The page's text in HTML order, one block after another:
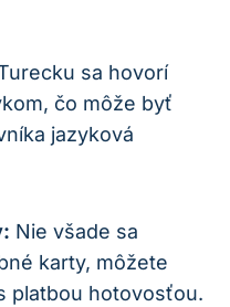
sa hovorí
čo môže byť
jazyková
Nie všade sa
karty, môžete
platbou hotovosťou.